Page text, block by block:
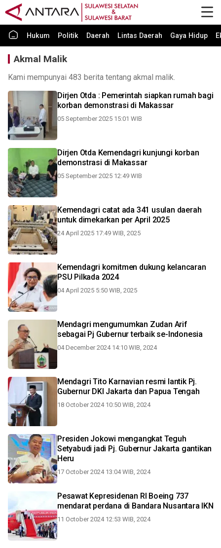
Hukum Politik Daerah Lintas Daerah Gaya Hidup
Akmal Malik
Kami mempunyai 483 berita tentang akmal malik.
Dirjen Otda : Pemerintah siapkan rumah bagi
korban demonstrasi di Makassar
05 September 2025 15:01 WIB
Dirjen Otda Kemendagri kunjungi korban
demonstrasi di Makassar
05 September 2025 12:49 WIB
Kemendagri catat ada 341 usulan daerah
untuk dimekarkan per April 2025
24 April 2025 17:49 WIB, 2025
Kemendagri komitmen dukung kelancaran
PSU Pilkada 2024
04 April 2025 5:50 WIB, 2025
Mendagri mengumumkan Zudan Arif
sebagai Pj Gubernur terbaik se-Indonesia
04 December 2024 14:10 WIB, 2024
Mendagri Tito Karnavian resmi lantik Pj.
Gubernur DKI Jakarta dan Papua Tengah
18 October 2024 10:50 WIB, 2024
Presiden Jokowi mengangkat Teguh
Setyabudi jadi Pj. Gubernur Jakarta gantikan
Heru
17 October 2024 13:04 WIB, 2024
Pesawat Kepresidenan RI Boeing 737
mendarat perdana di Bandara Nusantara IKN
11 October 2024 12:53 WIB, 2024